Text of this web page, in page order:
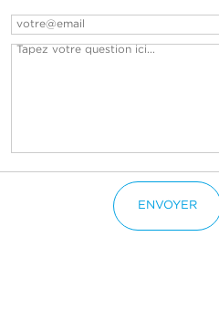
ENVOYER